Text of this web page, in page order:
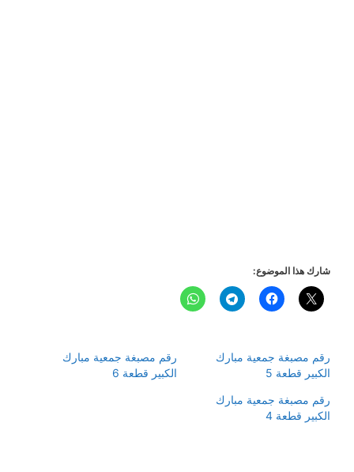
شارك هذا الموضوع:
رقم مصبغة جمعية مبارك
الكبير قطعة 5
رقم مصبغة جمعية مبارك
الكبير قطعة 6
رقم مصبغة جمعية مبارك
الكبير قطعة 4